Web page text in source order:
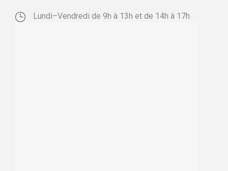
Lundi–Vendredi de 9h à 13h et de 14h à 17h